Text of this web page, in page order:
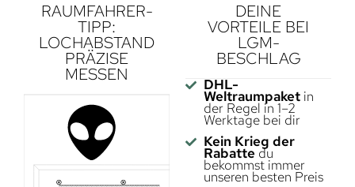
RAUMFAHRER-
TIPP:
LOCHABSTAND
PRÄZISE
MESSEN
DEINE
VORTEILE BEI
LGM-
BESCHLAG
DHL-
Weltraumpaketin
der Regel in 1–2
Werktage bei dir
Kein Krieg der
Rabatte du
bekommst immer
unseren besten Preis